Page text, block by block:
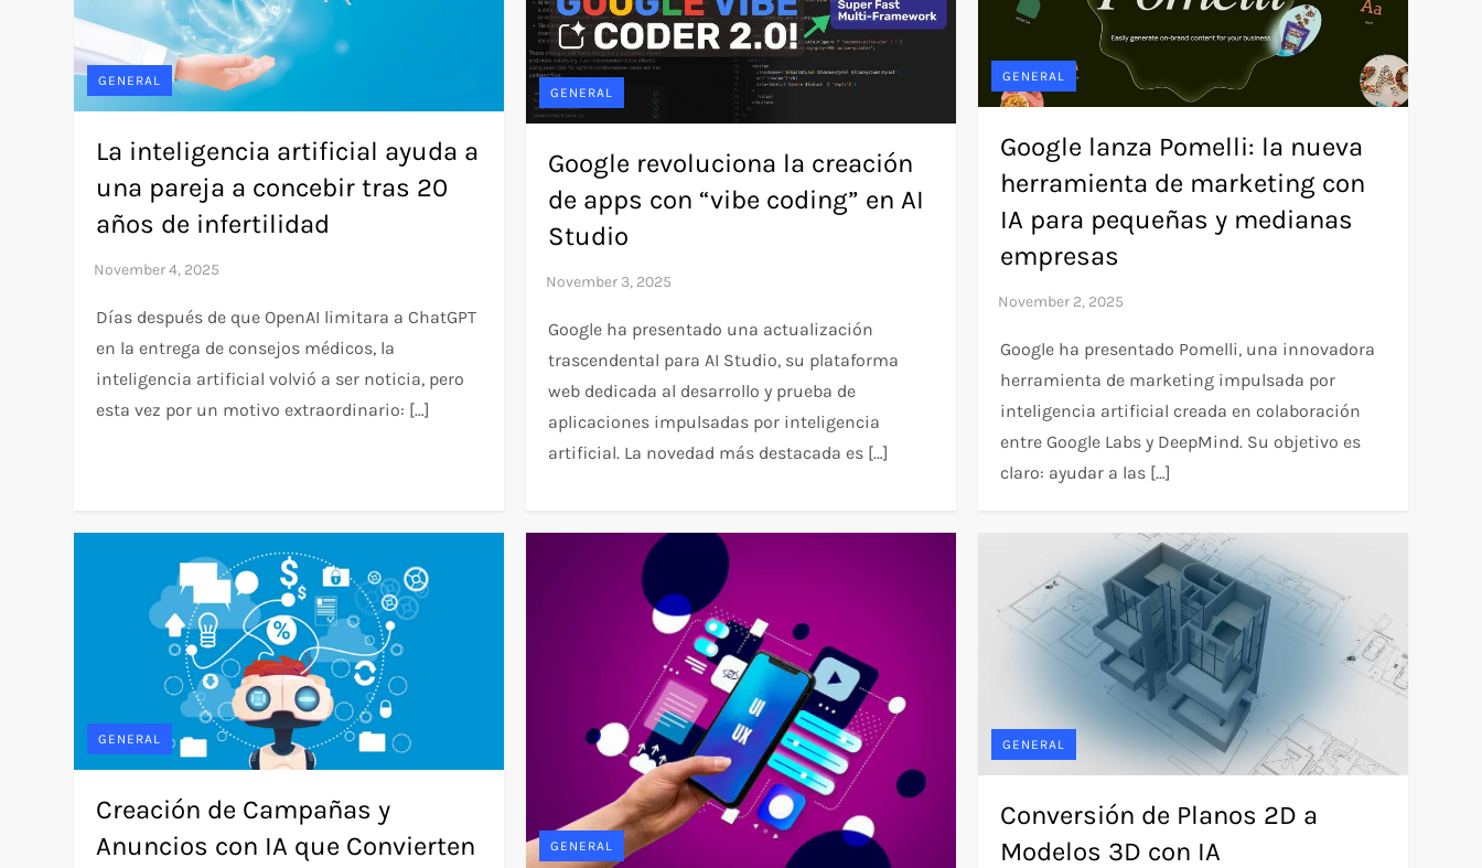
GENERAL
La inteligencia artificial ayuda a
una pareja a concebir tras 20
años de infertilidad
Días después de que OpenAI limitara a ChatGPT
en la entrega de consejos médicos, la
inteligencia artificial volvió a ser noticia, pero
esta vez por un motivo extraordinario: […]
GENERAL
Google revoluciona la creación
de apps con “vibe coding” en AI
Studio
Google ha presentado una actualización
trascendental para AI Studio, su plataforma
web dedicada al desarrollo y prueba de
aplicaciones impulsadas por inteligencia
artificial. La novedad más destacada es […]
GENERAL
Google lanza Pomelli: la nueva
herramienta de marketing con
IA para pequeñas y medianas
empresas
Google ha presentado Pomelli, una innovadora
herramienta de marketing impulsada por
inteligencia artificial creada en colaboración
entre Google Labs y DeepMind. Su objetivo es
claro: ayudar a las […]
GENERAL
Creación de Campañas y
Anuncios con IA que Convierten
GENERAL
GENERAL
Conversión de Planos 2D a
Modelos 3D con IA